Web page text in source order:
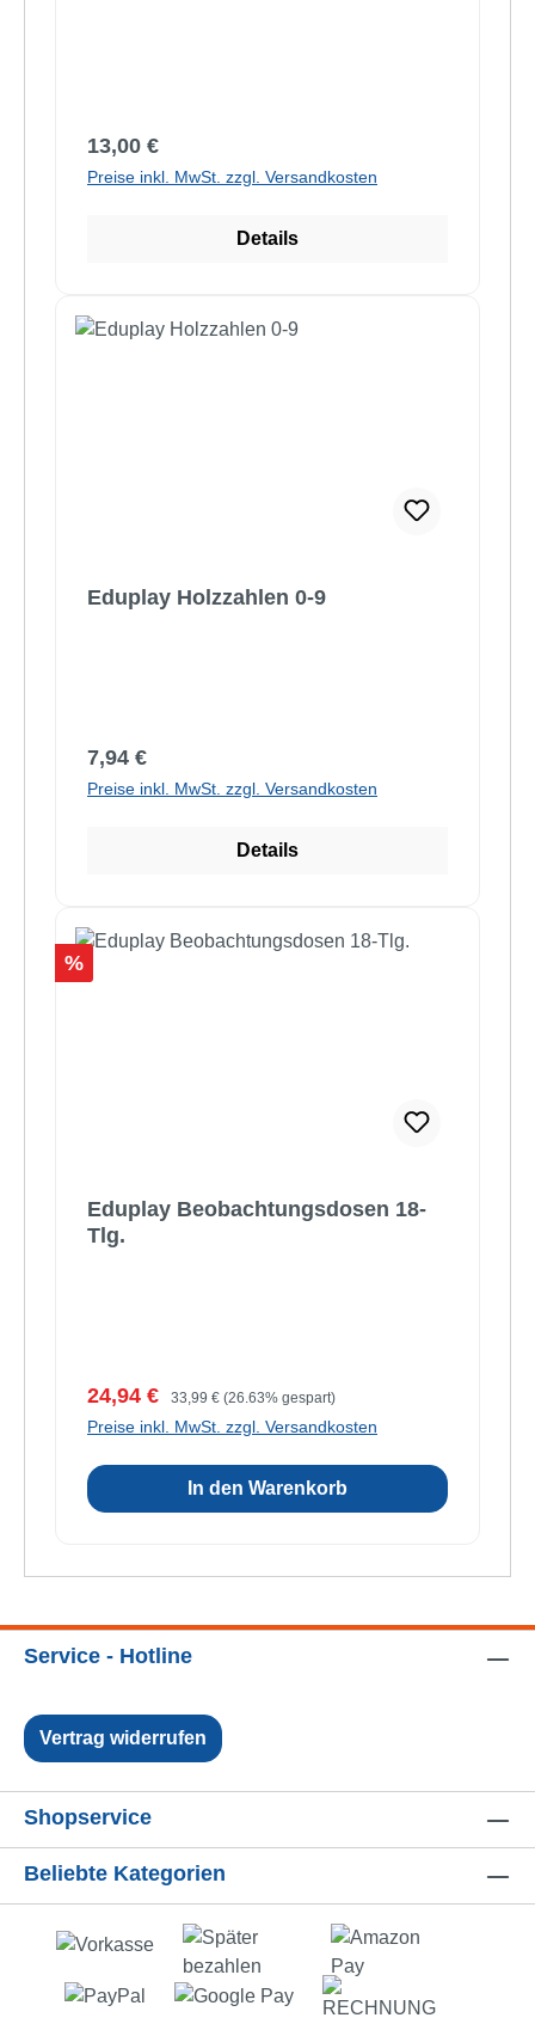
Regulärer Preis:
13,00 €
Preise inkl. MwSt. zzgl. Versandkosten
Details
Eduplay Holzzahlen 0-9
Regulärer Preis:
7,94 €
Preise inkl. MwSt. zzgl. Versandkosten
Details
Rabatt
%
Eduplay Beobachtungsdosen 18-
Tlg.
Verkaufspreis:
24,94 € Regulärer Preis:
33,99 € (26.63% gespart)
Preise inkl. MwSt. zzgl. Versandkosten
In den Warenkorb
Service - Hotline
Vertrag widerrufen
Shopservice
Beliebte Kategorien